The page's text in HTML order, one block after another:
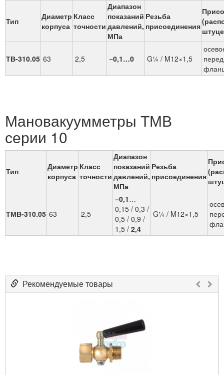
Тип
Диаметр
корпуса
Класс
точности
Диапазон
показаний
давлений,
МПа
Резьба
присоединения
ТВ-310.05 63 2,5 −0,1…0 G¼ / M12×1,5
Мановакуумметры ТМВ
серии 10
Тип
Диаметр
корпуса
Класс
точности
Диапазон
показаний
давлений,
МПа
Резьба
присоединения
ТМВ-310.05 63 2,5
−0,1…
0,15 / 0,3 /
0,5 / 0,9 /
1,5 /2,4
G¼ / M12×1,5
Рекомендуемые товары